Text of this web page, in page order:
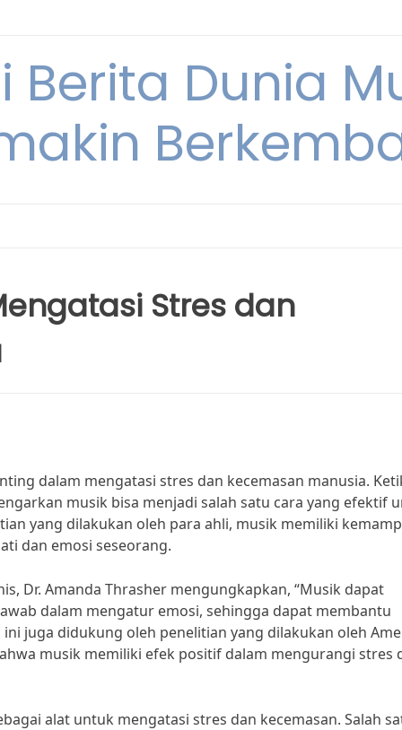
Berita Dunia
Stres dan
dalam mengatasi stres dan kecemasan manusia.
musik bisa menjadi salah satu cara yang efektif
yang dilakukan oleh para ahli, musik memiliki
dan emosi seseorang.
Dr. Amanda Thrasher mengungkapkan, “Musik dapat
dalam mengatur emosi, sehingga dapat membantu
juga didukung oleh penelitian yang dilakukan oleh
musik memiliki efek positif dalam mengurangi stres
alat untuk mengatasi stres dan kecemasan. Salah